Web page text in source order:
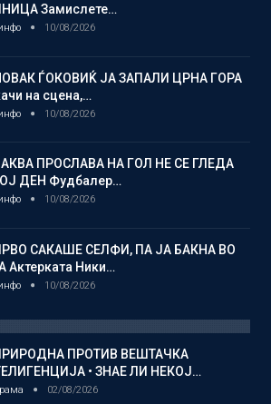
Замислете…
10/08/2026
ЃОКОВИЌ ЈА ЗАПАЛИ ЦРНА ГОРА
на сцена,…
10/08/2026
ПРОСЛАВА НА ГОЛ НЕ СЕ ГЛЕДА
ДЕН Фудбалер…
10/08/2026
САКАШЕ СЕЛФИ, ПА ЈА БАКНА ВО
Актерката Ники…
10/08/2026
ПРОТИВ ВЕШТАЧКА
• ЗНАЕ ЛИ НЕКОЈ…
02/08/2026